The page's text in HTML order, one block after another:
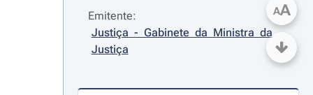
Emitente:
Justiça - Gabinete da Ministra da
Justiça
AA